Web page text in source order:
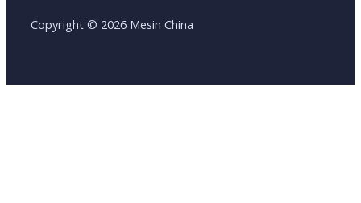
Copyright © 2026 Mesin China